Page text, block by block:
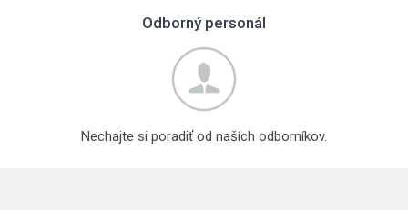
Odborný personál
Nechajte si poradiť od naších odborníkov.